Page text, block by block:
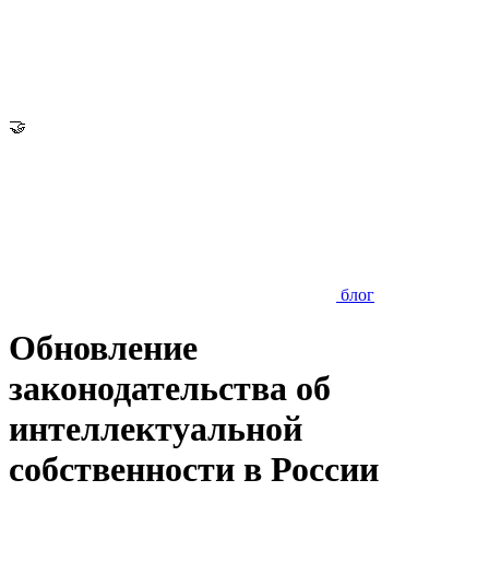
🤝
блог
Обновление
законодательства об
интеллектуальной
собственности в России